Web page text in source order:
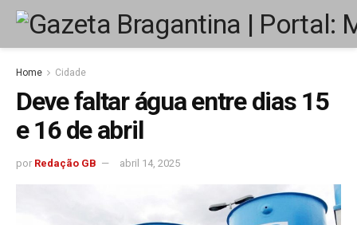
Home Cidade
Deve faltar água entre dias 15
e 16 de abril
por Redação GB abril 14, 2025